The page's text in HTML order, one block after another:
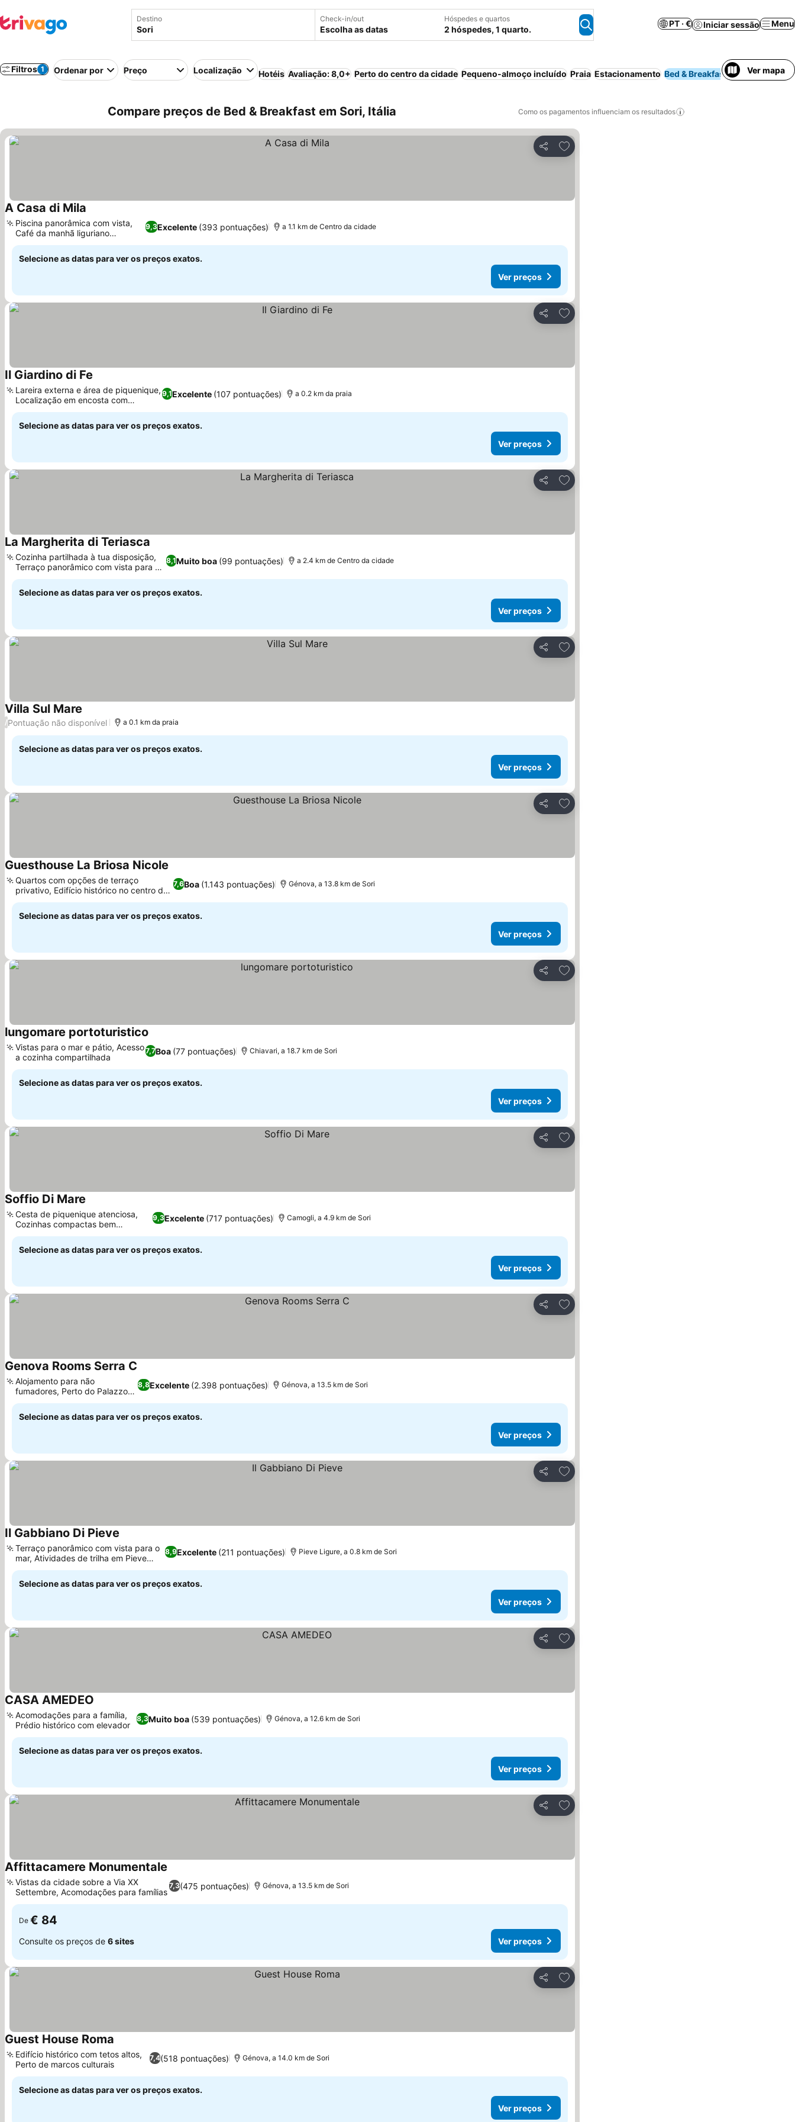
Destino Check-in/out
Escolha as datas
Hóspedes e quartos
2 hóspedes, 1 quarto.
PT · € Iniciar sessão Menu
Filtros 1 Ordenar por Preço Localização Hotéis Avaliação: 8,0+ Perto do centro da cidade Pequeno-almoço incluído Praia Estacionamento Bed & Breakfast Aparthotel
Ver mapa
Compare preços de Bed & Breakfast em Sori, Itália Como os pagamentos influenciam os resultados
Partilhar
Adicionar aos favoritos
A Casa di Mila
9,3Excelente (393 pontuações)
Piscina panorâmica com vista,
Café da manhã liguriano
autêntico
a 1.1 km de Centro da cidade
Selecione as datas para ver os preços exatos.
Ver preços
Partilhar
Adicionar aos favoritos
Il Giardino di Fe
9,1Excelente (107 pontuações)
Lareira externa e área de piquenique,
Localização em encosta com
terraços
a 0.2 km da praia
Selecione as datas para ver os preços exatos.
Ver preços
Partilhar
Adicionar aos favoritos
La Margherita di Teriasca
8,1Muito boa (99 pontuações)
Cozinha partilhada à tua disposição,
Terraço panorâmico com vista para o
mar
a 2.4 km de Centro da cidade
Selecione as datas para ver os preços exatos.
Ver preços
Partilhar
Adicionar aos favoritos
Villa Sul Mare
/Pontuação não disponível a 0.1 km da praia
Selecione as datas para ver os preços exatos.
Ver preços
Partilhar
Adicionar aos favoritos
Guesthouse La Briosa Nicole
7,6Boa (1.143 pontuações)
Quartos com opções de terraço
privativo, Edifício histórico no centro de
Gênova
Génova, a 13.8 km de Sori
Selecione as datas para ver os preços exatos.
Ver preços
Partilhar
Adicionar aos favoritos
lungomare portoturistico
7,7Boa (77 pontuações)
Vistas para o mar e pátio, Acesso
a cozinha compartilhada
Chiavari, a 18.7 km de Sori
Selecione as datas para ver os preços exatos.
Ver preços
Partilhar
Adicionar aos favoritos
Soffio Di Mare
9,3Excelente (717 pontuações)
Cesta de piquenique atenciosa,
Cozinhas compactas bem
equipadas
Camogli, a 4.9 km de Sori
Selecione as datas para ver os preços exatos.
Ver preços
Partilhar
Adicionar aos favoritos
Genova Rooms Serra C
8,8Excelente (2.398 pontuações)
Alojamento para não
fumadores, Perto do Palazzo
Doria Tursi
Génova, a 13.5 km de Sori
Selecione as datas para ver os preços exatos.
Ver preços
Partilhar
Adicionar aos favoritos
Il Gabbiano Di Pieve
8,9Excelente (211 pontuações)
Terraço panorâmico com vista para o
mar, Atividades de trilha em Pieve
Ligure
Pieve Ligure, a 0.8 km de Sori
Selecione as datas para ver os preços exatos.
Ver preços
Partilhar
Adicionar aos favoritos
CASA AMEDEO
8,3Muito boa (539 pontuações)
Acomodações para a família,
Prédio histórico com elevador
Génova, a 12.6 km de Sori
Selecione as datas para ver os preços exatos.
Ver preços
Partilhar
Adicionar aos favoritos
Affittacamere Monumentale
7,3(475 pontuações)
Vistas da cidade sobre a Via XX
Settembre, Acomodações para famílias
Génova, a 13.5 km de Sori
De € 84
Consulte os preços de 6 sites Ver preços
Partilhar
Adicionar aos favoritos
Guest House Roma
7,4(518 pontuações)
Edifício histórico com tetos altos,
Perto de marcos culturais
Génova, a 14.0 km de Sori
Selecione as datas para ver os preços exatos.
Ver preços